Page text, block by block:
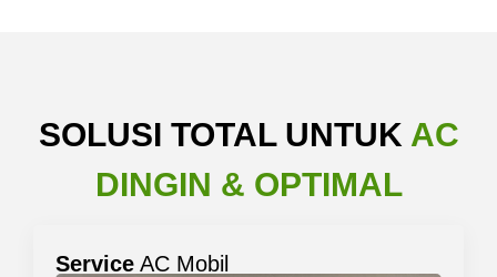
SOLUSI TOTAL UNTUK AC
DINGIN & OPTIMAL
Service AC Mobil